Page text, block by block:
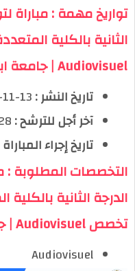
تواريخ مهمة : مباراة
الثانية بالكلية
Audiovisuel | جامعة ابن زهر - أكادير
تاريخ النشر :13-11-2025
آخر أجل للترشح :28-11-2025
تاريخ إجراء المباراة :01-12-2025
التخصصات المطلوبة :
الدرجة الثانية
تخصص Audiovisuel | جامعة ابن زهر - أكادير
Audiovisuel